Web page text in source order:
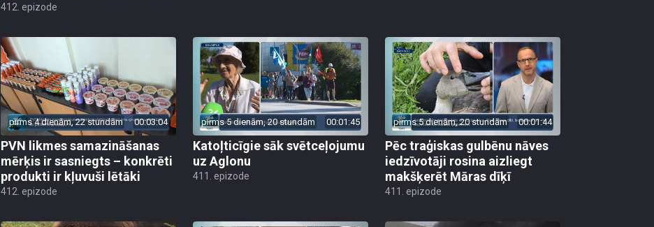
412. epizode
pirms 4 dienām, 22 stundām 00:03:04
PVN likmes samazināšanas
mērķis ir sasniegts – konkrēti
produkti ir kļuvuši lētāki
412. epizode
pirms 5 dienām, 20 stundām 00:01:45
Katoļticīgie sāk svētceļojumu
uz Aglonu
411. epizode
pirms 5 dienām, 20 stundām 00:01:44
Pēc traģiskas gulbēnu nāves
iedzīvotāji rosina aizliegt
makšķerēt Māras dīķī
411. epizode